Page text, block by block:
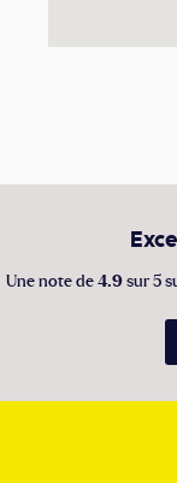
Une note de 4.9 sur 5